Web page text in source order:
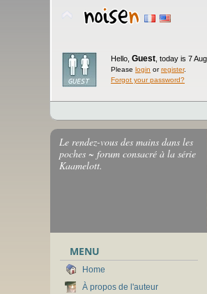
Hello, Guest today is 7
Please login orregister.
Forgot your password?
Le rendez-vous des mains dans les
poches ~ forum consacré à la série
Kaamelott.
MENU
Home
À propos de l'auteur